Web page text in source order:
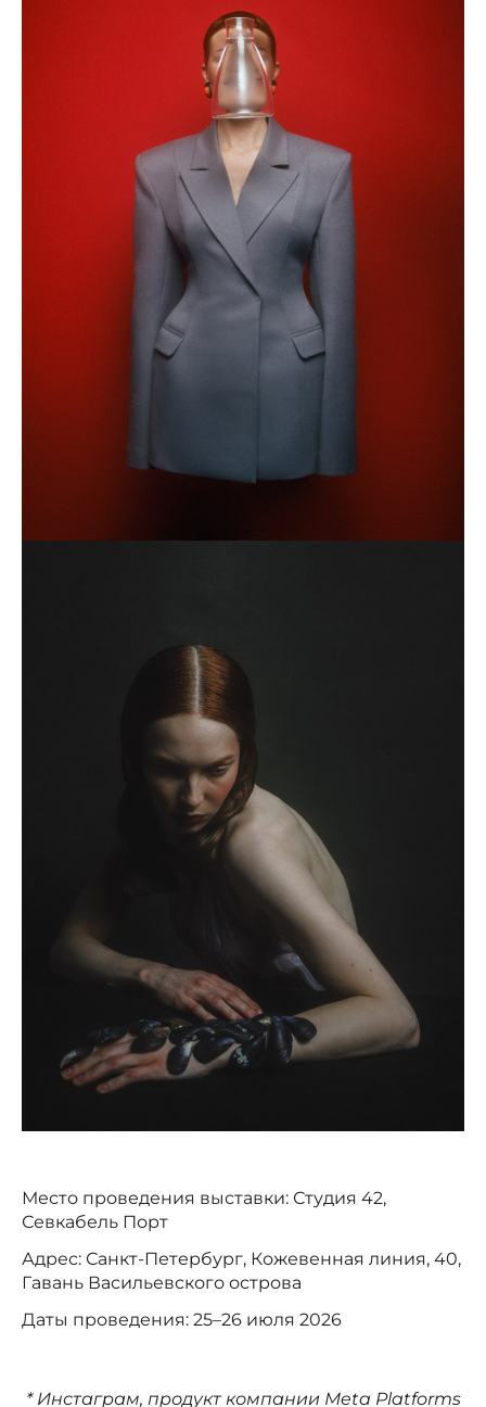
Место проведения выставки: Студия 42,
Севкабель Порт
Адрес: Санкт-Петербург, Кожевенная линия, 40,
Гавань Васильевского острова
Даты проведения: 25–26 июля 2026
* Инстаграм, продукт компании Meta Platforms